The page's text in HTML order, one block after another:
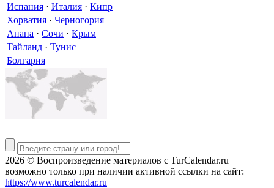
Испания · Италия · Кипр
Хорватия · Черногория
Анапа · Сочи · Крым
Тайланд · Тунис
Болгария
2026 © Воспроизведение материалов c TurCalendar.ru
возможно только при наличии активной ссылки на сайт:
https://www.turcalendar.ru